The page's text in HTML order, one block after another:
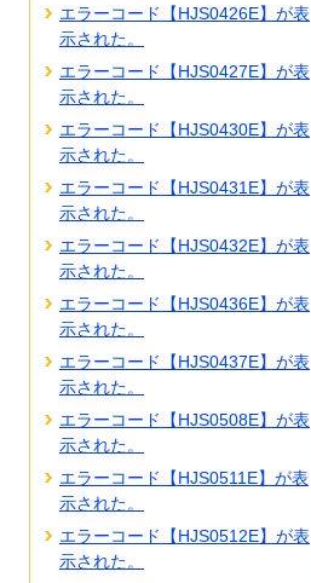
エラーコード【HJS0426E】が表
示された。
エラーコード【HJS0427E】が表
示された。
エラーコード【HJS0430E】が表
示された。
エラーコード【HJS0431E】が表
示された。
エラーコード【HJS0432E】が表
示された。
エラーコード【HJS0436E】が表
示された。
エラーコード【HJS0437E】が表
示された。
エラーコード【HJS0508E】が表
示された。
エラーコード【HJS0511E】が表
示された。
エラーコード【HJS0512E】が表
示された。